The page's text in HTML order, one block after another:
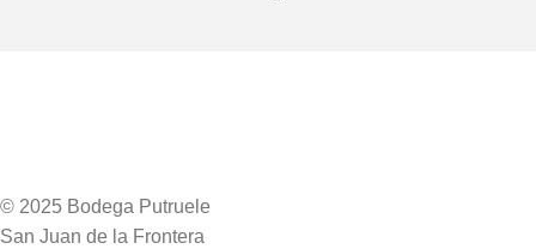
© 2025 Bodega Putruele
San Juan de la Frontera